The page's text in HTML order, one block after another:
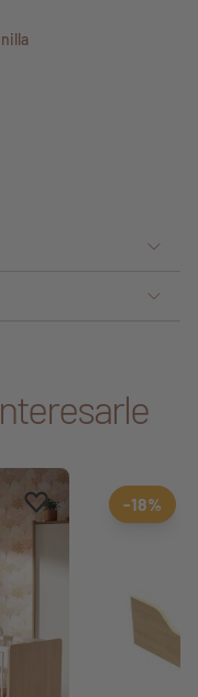
Aggiungi ai preferiti
borrar favoritos
-18%